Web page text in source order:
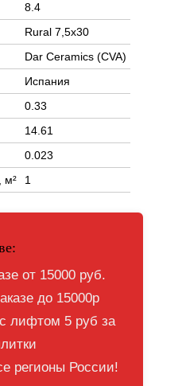
8.4
Rural 7,5x30
Dar Ceramics (CVA)
Испания
0.33
14.61
0.023
м²
1
от 15000 руб.
до 15000р
лифтом 5 руб за
регионы России!